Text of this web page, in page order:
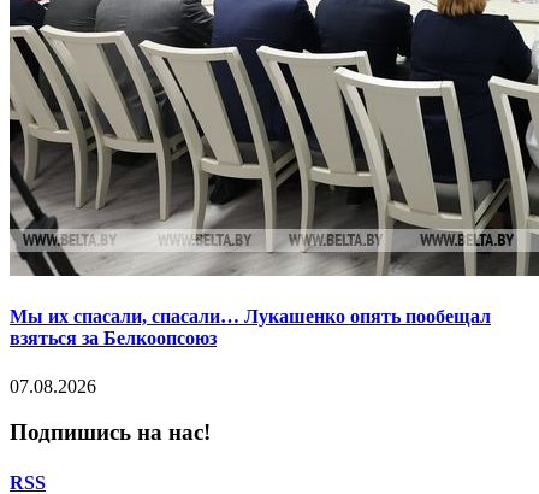
Мы их спасали, спасали… Лукашенко опять пообещал
взяться за Белкоопсоюз
07.08.2026
Подпишись на нас!
RSS